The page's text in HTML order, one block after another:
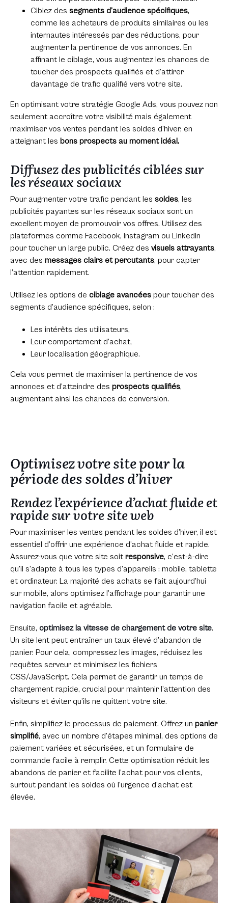
Ciblez des segments d’audience spécifiques,
comme les acheteurs de produits similaires ou les
internautes intéressés par des réductions, pour
augmenter la pertinence de vos annonces. En
affinant le ciblage, vous augmentez les chances de
toucher des prospects qualifiés et d’attirer
davantage de trafic qualifié vers votre site.
En optimisant votre stratégie Google Ads, vous pouvez non
seulement accroître votre visibilité mais également
maximiser vos ventes pendant les soldes d’hiver, en
atteignant les bons prospects au moment idéal.
Diffusez des publicités ciblées sur
les réseaux sociaux
Pour augmenter votre trafic pendant les soldes, les
publicités payantes sur les réseaux sociaux sont un
excellent moyen de promouvoir vos offres. Utilisez des
plateformes comme Facebook, Instagram ou LinkedIn
pour toucher un large public. Créez des visuels attrayants,
avec des messages clairs et percutants, pour capter
l’attention rapidement.
Utilisez les options de ciblage avancéespour toucher des
segments d’audience spécifiques, selon :
Les intérêts des utilisateurs,
Leur comportement d’achat,
Leur localisation géographique.
Cela vous permet de maximiser la pertinence de vos
annonces et d’atteindre des prospects qualifiés,
augmentant ainsi les chances de conversion.
Optimisez votre site pour la
période des soldes d’hiver
Rendez l’expérience d’achat fluide et
rapide sur votre site web
Pour maximiser les ventes pendant les soldes d’hiver, il est
essentiel d’offrir une expérience d’achat fluide et rapide.
Assurez-vous que votre site soit responsive, c’est-à-dire
qu’il s’adapte à tous les types d’appareils : mobile, tablette
et ordinateur. La majorité des achats se fait aujourd’hui
sur mobile, alors optimisez l’affichage pour garantir une
navigation facile et agréable.
Ensuite, optimisez la vitesse de chargement de votre site.
Un site lent peut entraîner un taux élevé d’abandon de
panier. Pour cela, compressez les images, réduisez les
requêtes serveur et minimisez les fichiers
CSS/JavaScript. Cela permet de garantir un temps de
chargement rapide, crucial pour maintenir l’attention des
visiteurs et éviter qu’ils ne quittent votre site.
Enfin, simplifiez le processus de paiement. Offrez un panier
simplifié, avec un nombre d’étapes minimal, des options de
paiement variées et sécurisées, et un formulaire de
commande facile à remplir. Cette optimisation réduit les
abandons de panier et facilite l’achat pour vos clients,
surtout pendant les soldes où l’urgence d’achat est
élevée.